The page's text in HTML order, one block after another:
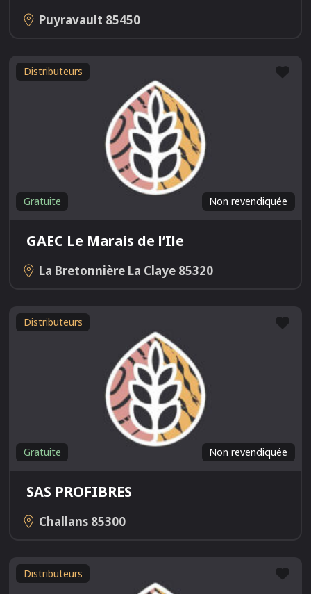
Puyravault 85450
Distributeurs
Non revendiquée
Gratuite
GAEC Le Marais de l’Ile
La Bretonnière La Claye 85320
Distributeurs
Non revendiquée
Gratuite
SAS PROFIBRES
Challans 85300
Distributeurs